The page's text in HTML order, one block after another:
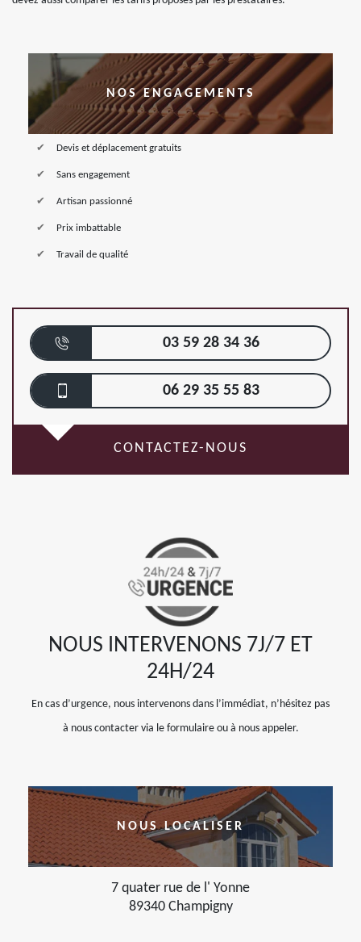
NOS ENGAGEMENTS
Devis et déplacement gratuits
Sans engagement
Artisan passionné
Prix imbattable
Travail de qualité
03 59 28 34 36
06 29 35 55 83
CONTACTEZ-NOUS
NOUS INTERVENONS 7J/7 ET
24H/24
En cas d’urgence, nous intervenons dans l’immédiat, n’hésitez pas
à nous contacter via le formulaire ou à nous appeler.
NOUS LOCALISER
7 quater rue de l' Yonne
89340 Champigny